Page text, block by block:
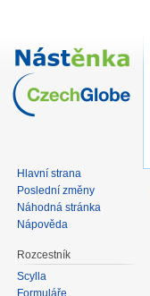
Hlavní strana
Poslední změny
Náhodná stránka
Nápověda
Rozcestník
Scylla
Formuláře